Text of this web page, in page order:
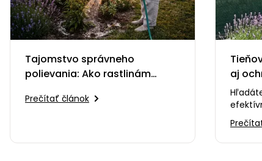
Tajomstvo správneho
polievania: Ako rastlinám
Prečítať článok
aj